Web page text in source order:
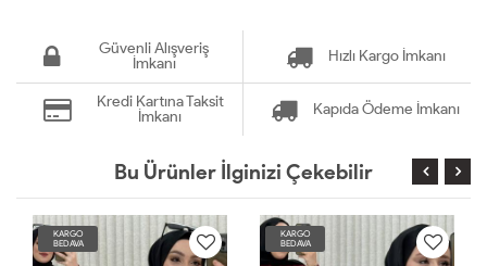
Güvenli Alışveriş
İmkanı
Hızlı Kargo İmkanı
Kredi Kartına Taksit
İmkanı
Kapıda Ödeme İmkanı
Bu Ürünler İlginizi Çekebilir
KARGO
BEDAVA
KARGO
BEDAVA